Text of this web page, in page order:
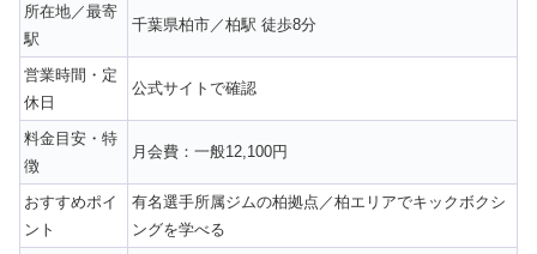
所在地／最寄
駅
千葉県柏市／柏駅 徒歩8分
営業時間・定
休日
公式サイトで確認
料金目安・特
徴
月会費：一般12,100円
おすすめポイ
ント
有名選手所属ジムの柏拠点／柏エリアでキックボクシ
ングを学べる